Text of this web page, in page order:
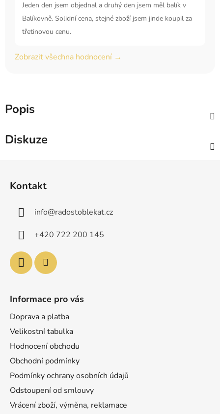
Jeden den jsem objednal a druhý den jsem měl balík v
Balíkovně. Solidní cena, stejné zboží jsem jinde koupil za
třetinovou cenu.
Zobrazit všechna hodnocení →
Popis
Diskuze
Kontakt
info@radostoblekat.cz
+420 722 200 145
Informace pro vás
Doprava a platba
Velikostní tabulka
Hodnocení obchodu
Obchodní podmínky
Podmínky ochrany osobních údajů
Odstoupení od smlouvy
Vrácení zboží, výměna, reklamace